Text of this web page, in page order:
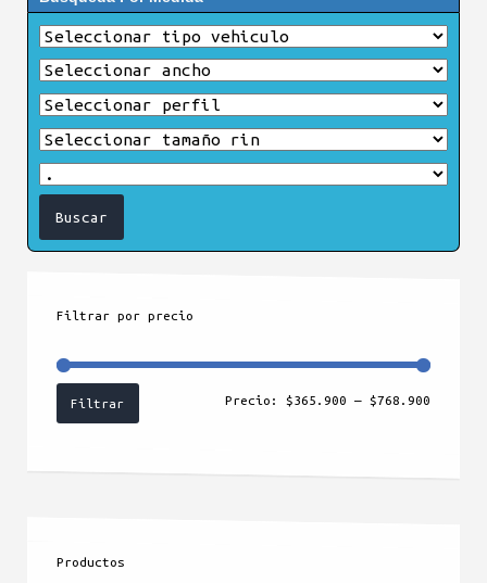
Filtrar por precio
Precio
Precio
Filtrar Precio: $365.900 — $768.900
Productos